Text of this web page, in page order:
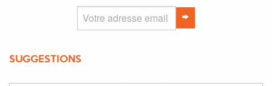
SUGGESTIONS